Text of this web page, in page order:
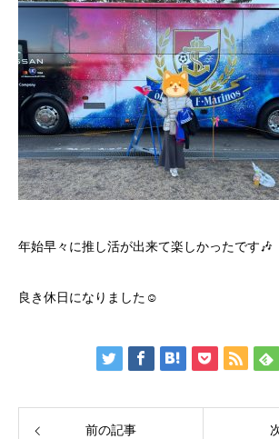
年始早々に推し活が出来て楽しかったです🎶
良き休日になりました☺️
前の記事